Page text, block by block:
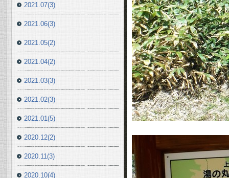
2021.07(3)
2021.06(3)
2021.05(2)
2021.04(2)
2021.03(3)
2021.02(3)
2021.01(5)
2020.12(2)
2020.11(3)
2020.10(4)